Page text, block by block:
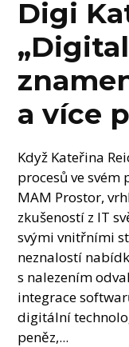
Digi
a více
Když Kateřina
procesů ve
MAM Prostor,
zkušeností z IT
svými vnitřními
neznalostí
s nalezením
integrace
digitální
peněz,...